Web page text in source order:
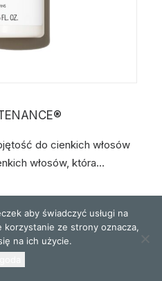
do cienkich włosów
włosów, która…
aby świadczyć usługi na
korzystanie ze strony oznacza,
na ich użycie.